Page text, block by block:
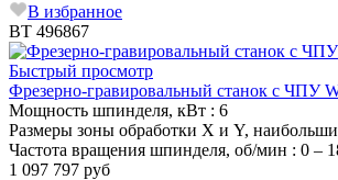
В избранное
ВТ 496867
Быстрый просмотр
Фрезерно-гравировальный станок с ЧПУ
Мощность шпинделя, кВт : 6
Размеры зоны обработки X и Y,
Частота вращения шпинделя, об/мин : 0 –
1 097 797 руб